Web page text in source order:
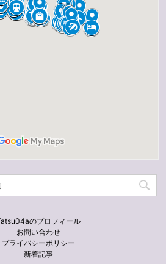
のプロフィール
お問い合わせ
プライバシーポリシー
新着記事